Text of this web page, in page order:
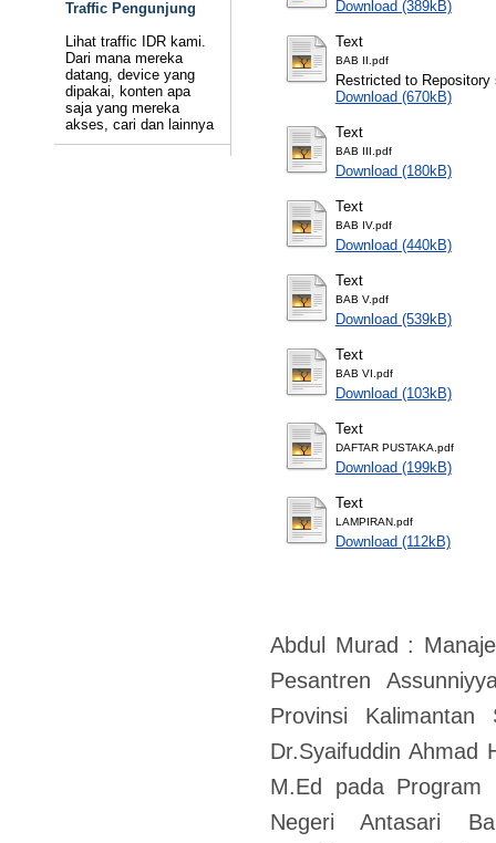
Traffic Pengunjung
Lihat traffic IDR kami.
Dari mana mereka
datang, device yang
dipakai, konten apa
saja yang mereka
akses, cari dan lainnya
Download (389kB)
Text
BAB II.pdf
Restricted to
Download (670kB)
Text
BAB III.pdf
Download (180kB)
Text
BAB IV.pdf
Download (440kB)
Text
BAB V.pdf
Download (539kB)
Text
BAB VI.pdf
Download (103kB)
Text
DAFTAR PUSTAKA.pdf
Download (199kB)
Text
LAMPIRAN.pdf
Download (112kB)
Abdul Murad :
Pesantren
Provinsi
Dr.Syaifuddin Ahmad
M.Ed pada Program
Negeri Antasari